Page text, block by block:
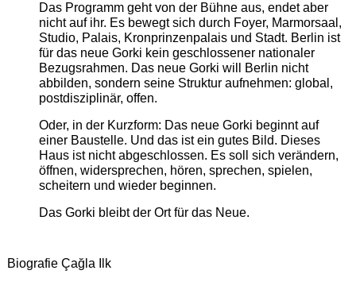
Das Programm geht von der Bühne aus, endet aber
nicht auf ihr. Es bewegt sich durch Foyer, Marmorsaal,
Studio, Palais, Kronprinzenpalais und Stadt. Berlin ist
für das neue Gorki kein geschlossener nationaler
Bezugsrahmen. Das neue Gorki will Berlin nicht
abbilden, sondern seine Struktur aufnehmen: global,
postdisziplinär, offen.
Oder, in der Kurzform: Das neue Gorki beginnt auf
einer Baustelle. Und das ist ein gutes Bild. Dieses
Haus ist nicht abgeschlossen. Es soll sich verändern,
öffnen, widersprechen, hören, sprechen, spielen,
scheitern und wieder beginnen.
Das Gorki bleibt der Ort für das Neue.
Biografie Çağla Ilk